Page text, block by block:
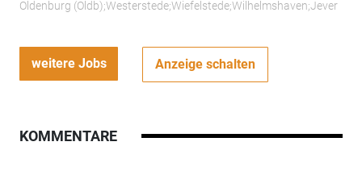
Oldenburg (Oldb);Westerstede;Wiefelstede;Wilhelmshaven;Jever
weitere Jobs Anzeige schalten
KOMMENTARE